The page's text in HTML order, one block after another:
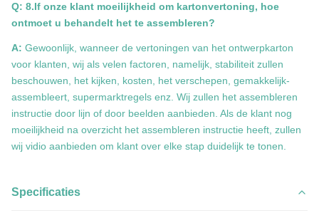
Q: 8.If onze klant moeilijkheid om kartonvertoning, hoe
ontmoet u behandelt het te assembleren?
A: Gewoonlijk, wanneer de vertoningen van het ontwerpkarton
voor klanten, wij als velen factoren, namelijk, stabiliteit zullen
beschouwen, het kijken, kosten, het verschepen, gemakkelijk-
assembleert, supermarktregels enz. Wij zullen het assembleren
instructie door lijn of door beelden aanbieden. Als de klant nog
moeilijkheid na overzicht het assembleren instructie heeft, zullen
wij vidio aanbieden om klant over elke stap duidelijk te tonen.
Specificaties